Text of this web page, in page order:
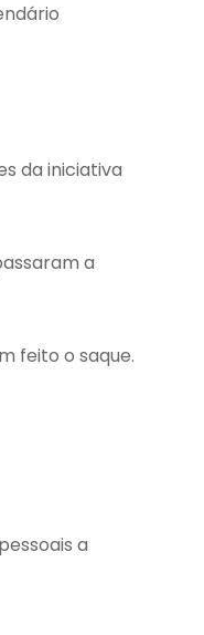
da iniciativa
a
feito o saque.
a